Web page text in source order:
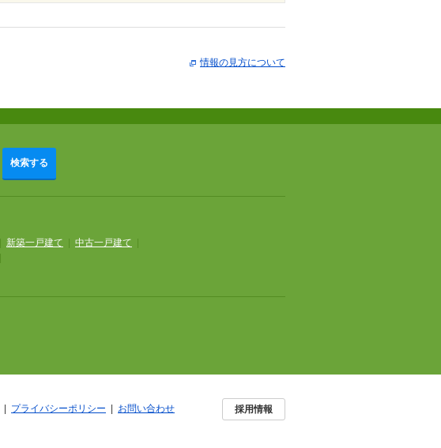
情報の見方について
検索する
新築一戸建て 中古一戸建て
プライバシーポリシー お問い合わせ 採用情報